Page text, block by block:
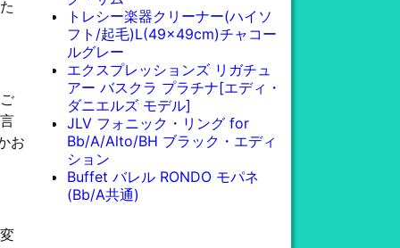
お
トレシー楽器クリーナー(ハイソ
フト/起毛)L(49x49cm)チャコー
ルグレー
エクスプレッションズ リガチュ
アー バスクラ プラチナ[エディ・
ダニエルズ モデル]
JLV フォニック・リング for
Bb/A/Alto/BH ブラック・エディ
ション
Buffet バレル RONDO モパネ
(Bb/A共通)